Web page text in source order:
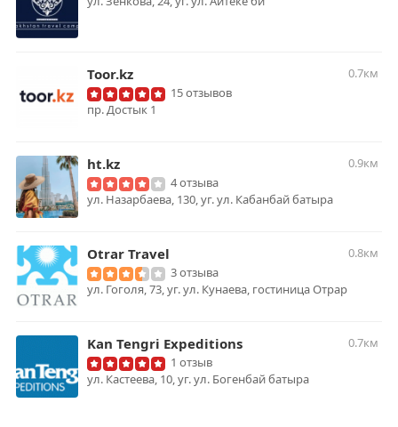
Toor.kz
0.7км
15 отзывов
пр. Достык 1
ht.kz
0.9км
4 отзыва
ул. Назарбаева, 130, уг. ул. Кабанбай батыра
Otrar Travel
0.8км
3 отзыва
ул. Гоголя, 73, уг. ул. Кунаева, гостиница Отрар
Kan Tengri Expeditions
0.7км
1 отзыв
ул. Кастеева, 10, уг. ул. Богенбай батыра